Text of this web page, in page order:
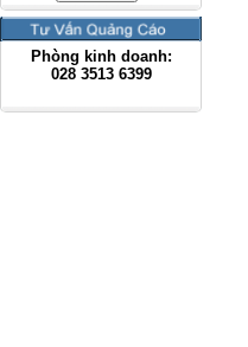
Phòng kinh doanh:
028 3513 6399